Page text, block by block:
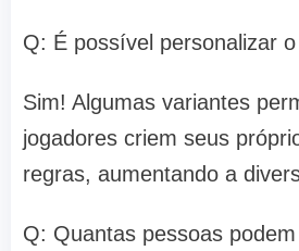
Q: É possível personalizar
Sim! Algumas variantes
jogadores criem seus
regras, aumentando a
Q: Quantas pessoas